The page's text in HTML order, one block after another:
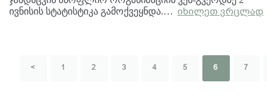
ივნისის სტატისტიკა გამოქვეყნდა.… იხილეთ ვრცლად
< 1 2 3 4 5 6 7